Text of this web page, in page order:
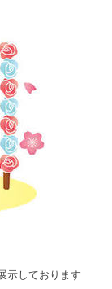
示しております